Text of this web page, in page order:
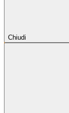
Chiudi